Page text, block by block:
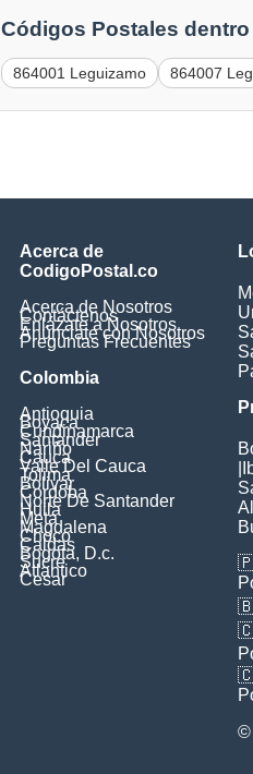
Códigos Postales dentro
864001 Leguizamo 864007
Acerca de
CodigoPostal.co
Acerca de Nosotros
Contáctenos
Enlázate a Nosotros
Anúnciate con Nosotros
Preguntas Frecuentes
Colombia
Antioquia
Boyaca
Cundinamarca
Santander
Nariño
Cauca
Valle Del Cauca
Tolima
Bolivar
Cordoba
Norte De Santander
Huila
Meta
Magdalena
Choco
Caldas
Bogota, D.c.
Sucre
Atlantico
Cesar
©